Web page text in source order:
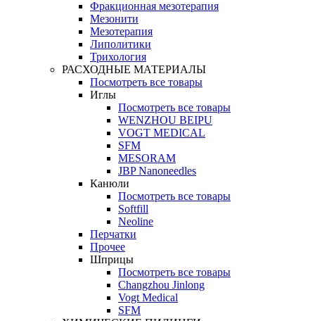
Фракционная мезотерапия
Мезонити
Мезотерапия
Липолитики
Трихология
РАСХОДНЫЕ МАТЕРИАЛЫ
Посмотреть все товары
Иглы
Посмотреть все товары
WENZHOU BEIPU
VOGT MEDICAL
SFM
MESORAM
JBP Nanoneedles
Канюли
Посмотреть все товары
Softfill
Neoline
Перчатки
Прочее
Шприцы
Посмотреть все товары
Changzhou Jinlong
Vogt Medical
SFM